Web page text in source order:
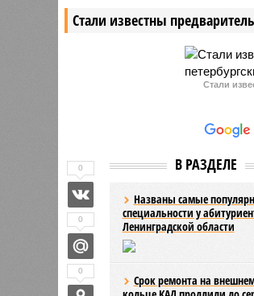
Стали известны
Стали
В РАЗДЕЛЕ
Названы самые
специальности у
Ленинградской области
Срок ремонта на
0
0
0